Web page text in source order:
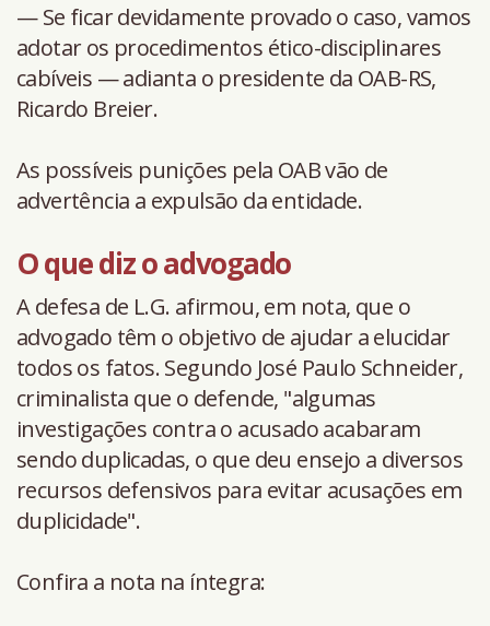
— Se ficar devidamente provado o caso, vamos
adotar os procedimentos ético-disciplinares
cabíveis — adianta o presidente da OAB-RS,
Ricardo Breier.
As possíveis punições pela OAB vão de
advertência a expulsão da entidade.
O que diz o advogado
A defesa de L.G. afirmou, em nota, que o
advogado têm o objetivo de ajudar a elucidar
todos os fatos. Segundo José Paulo Schneider,
criminalista que o defende, "algumas
investigações contra o acusado acabaram
sendo duplicadas, o que deu ensejo a diversos
recursos defensivos para evitar acusações em
duplicidade".
Confira a nota na íntegra: